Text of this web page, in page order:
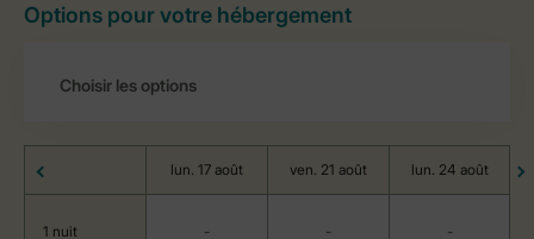
Options pour votre hébergement
lun. 17 août ven. 21 août lun. 24 août
1 nuit - - -